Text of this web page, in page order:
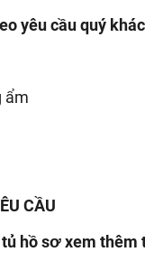
yêu cầu quý
ẩm
CẦU
hồ sơ xem thêm